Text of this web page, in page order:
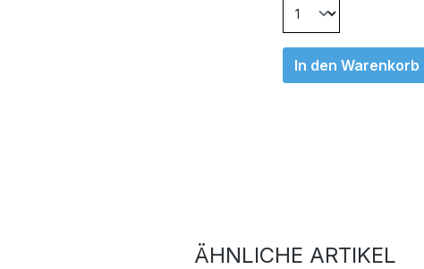
In den Warenkorb
ÄHNLICHE ARTIKEL